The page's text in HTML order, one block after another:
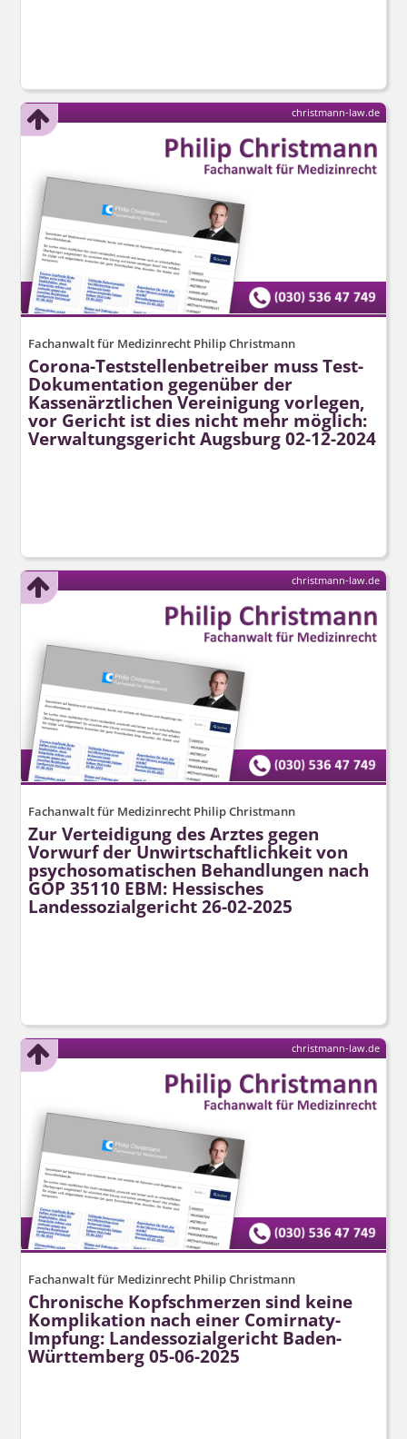
Fachanwalt für Medizinrecht Philip Christmann
Corona-Teststellen­betreiber muss Test-
Dokumentation gegenüber der
Kassenärztlichen Vereinigung vorlegen,
vor Gericht ist dies nicht mehr möglich:
Verwaltungsgericht Augsburg 02-12-2024
christmann-law.de
Fachanwalt für Medizinrecht Philip Christmann
Zur Verteidigung des Arztes gegen
Vorwurf der Unwirtschaft­lichkeit von
psychosomatischen Behandlungen nach
GOP 35110 EBM: Hessisches
Landessozialgericht 26-02-2025
christmann-law.de
Fachanwalt für Medizinrecht Philip Christmann
Chronische Kopfschmerzen sind keine
Komplikation nach einer Comirnaty-
Impfung: Landessozialgericht Baden-
Württemberg 05-06-2025
christmann-law.de